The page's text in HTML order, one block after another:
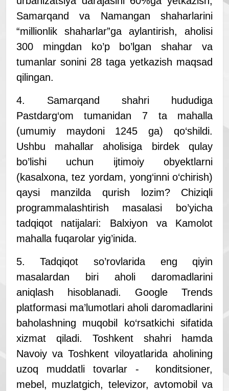
Samarqand va Namangan shaharlarini
“millionlik shaharlar”ga aylantirish, aholisi
300 mingdan ko’p bo’lgan shahar va
tumanlar sonini 28 taga yetkazish maqsad
qilingan.
4. Samarqand shahri hududiga
Pastdarg‘om tumanidan 7 ta mahalla
(umumiy maydoni 1245 ga) qo‘shildi.
Ushbu mahallar aholisiga birdek qulay
bo’lishi uchun ijtimoiy obyektlarni
(kasalxona, tez yordam, yong‘inni o‘chirish)
qaysi manzilda qurish lozim? Chiziqli
programmalashtirish masalasi bo’yicha
tadqiqot natijalari: Balxiyon va Kamolot
mahalla fuqarolar yig’inida.
5. Tadqiqot so’rovlarida eng qiyin
masalardan biri aholi daromadlarini
aniqlash hisoblanadi. Google Trends
platformasi ma’lumotlari aholi daromadlarini
baholashning muqobil ko‘rsatkichi sifatida
xizmat qiladi. Toshkent shahri hamda
Navoiy va Toshkent viloyatlarida aholining
uzoq muddatli tovarlar - konditsioner,
mebel, muzlatgich, televizor, avtomobil va